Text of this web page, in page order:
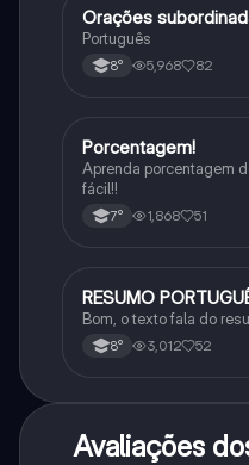
Português
Orações
Português
8° 5,968 82
Matematica
Porcentagem!
Aprenda porcentagem
fácil!!
7° 1,868 51
Português
RESUMO
Bom, o texto fala do
8° 3,012 52
Avaliações